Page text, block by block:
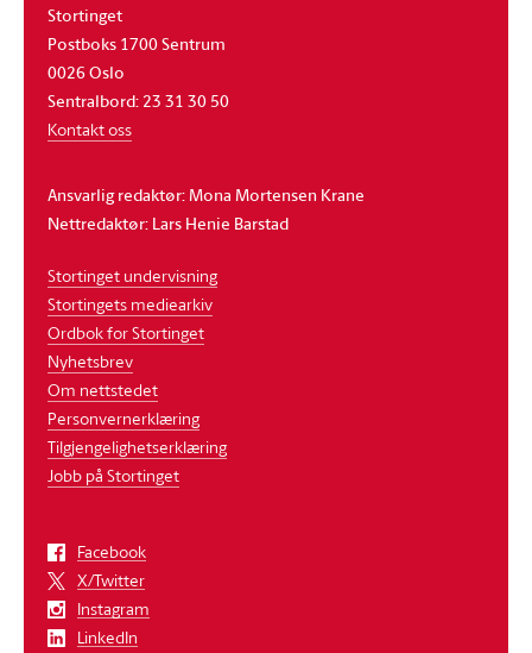
Stortinget
Postboks 1700 Sentrum
0026 Oslo
Sentralbord: 23 31 30 50
Kontakt oss
Ansvarlig redaktør: Mona Mortensen Krane
Nettredaktør: Lars Henie Barstad
Stortinget undervisning
Stortingets mediearkiv
Ordbok for Stortinget
Nyhetsbrev
Om nettstedet
Personvernerklæring
Tilgjengelighetserklæring
Jobb på Stortinget
Facebook
X/Twitter
Instagram
LinkedIn